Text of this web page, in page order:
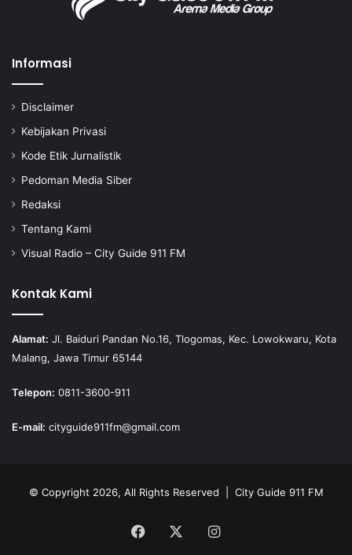
Informasi
Disclaimer
Kebijakan Privasi
Kode Etik Jurnalistik
Pedoman Media Siber
Redaksi
Tentang Kami
Visual Radio – City Guide 911 FM
Kontak Kami
Alamat: Jl. Baiduri Pandan No.16, Tlogomas, Kec. Lowokwaru, Kota
Malang, Jawa Timur 65144
Telepon: 0811-3600-911
E-mail: cityguide911fm@gmail.com
© Copyright 2026, All Rights Reserved | City Guide 911 FM
Facebook Instagram